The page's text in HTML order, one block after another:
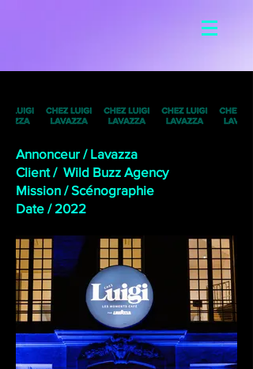
Annonceur / Lavazza
Client / Wild Buzz Agency
Mission / Scénographie
Date / 2022